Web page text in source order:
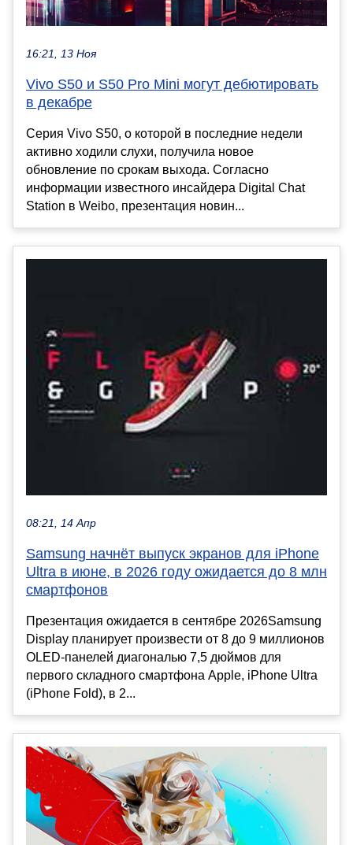
16:21, 13 Ноя
Vivo S50 и S50 Pro Mini могут дебютировать
в декабре
Серия Vivo S50, о которой в последние недели
активно ходили слухи, получила новое
обновление по срокам выхода. Согласно
информации известного инсайдера Digital Chat
Station в Weibo, презентация новин...
08:21, 14 Апр
Samsung начнёт выпуск экранов для iPhone
Ultra в июне, в 2026 году ожидается до 8 млн
смартфонов
Презентация ожидается в сентябре 2026Samsung
Display планирует произвести от 8 до 9 миллионов
OLED-панелей диагональю 7,5 дюймов для
первого складного смартфона Apple, iPhone Ultra
(iPhone Fold), в 2...